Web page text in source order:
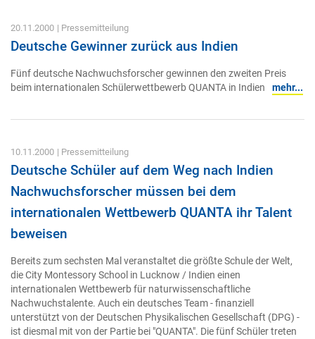
20.11.2000 | Pressemitteilung
Deutsche Gewinner zurück aus Indien
Fünf deutsche Nachwuchsforscher gewinnen den zweiten Preis
beim internationalen Schülerwettbewerb QUANTA in Indien
mehr...
10.11.2000 | Pressemitteilung
Deutsche Schüler auf dem Weg nach Indien
Nachwuchsforscher müssen bei dem
internationalen Wettbewerb QUANTA ihr Talent
beweisen
Bereits zum sechsten Mal veranstaltet die größte Schule der Welt,
die City Montessory School in Lucknow / Indien einen
internationalen Wettbewerb für naturwissenschaftliche
Nachwuchstalente. Auch ein deutsches Team - finanziell
unterstützt von der Deutschen Physikalischen Gesellschaft (DPG) -
ist diesmal mit von der Partie bei "QUANTA". Die fünf Schüler treten